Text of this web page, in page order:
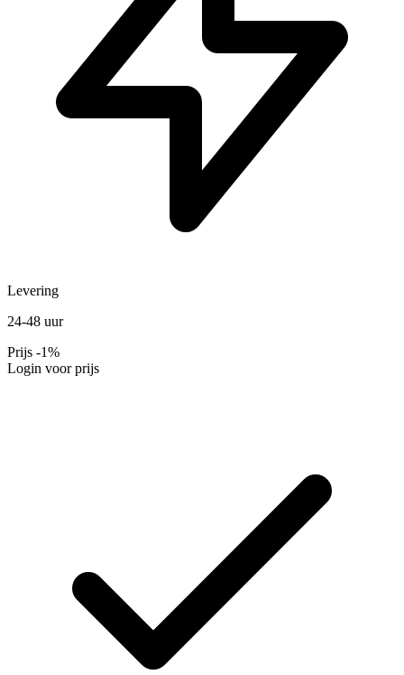
Levering
24-48 uur
Prijs -1%
Login voor prijs